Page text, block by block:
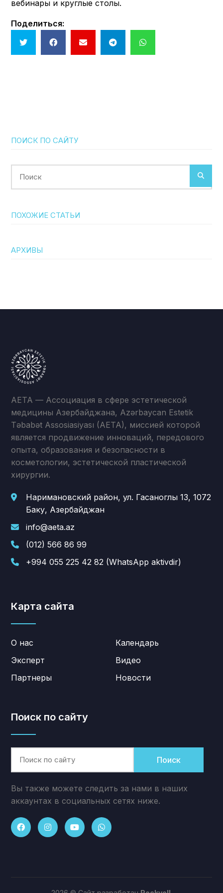
ПОИСК ПО САЙТУ
ПОХОЖИЕ СТАТЬИ
АРХИВЫ
вебинары и круглые столы.
Поделиться:
AETA — Ассоциация в сфере эстетической
медицины Азербайджана, Azərbaycan Estetik
Təbabət Assosiasiyası (AETA), миссией которой
является продвижение инноваций, передового
опыта, образования и безопасности в
косметологии, эстетической пластической
хирургии.
Наримановский район, ул. Гасаноглы 13, 1072
Баку, Азербайджан
info@aeta.az
(012) 566 86 99
+994 055 225 42 82 (WhatsApp aktivdir)
Карта сайта
О нас
Эксперт
Партнеры
Календарь
Видео
Новости
Поиск по сайту
Поиск
Вы также можете следить за нами в наших
аккаунтах в социальных сетях ниже.